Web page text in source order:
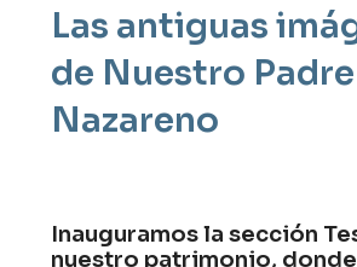
Las antiguas
de Nuestro
Nazareno
Inauguramos la sección
nuestro patrimonio,